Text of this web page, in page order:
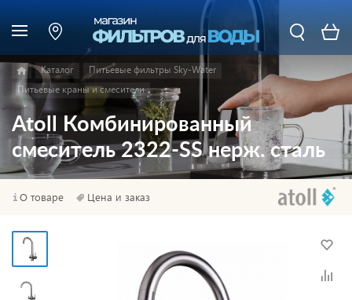
Каталог
Питьевые фильтры Sky-Water
Питьевые краны и смесители
Atoll Комбинированный
смеситель 2322-SS нерж. сталь
О товаре Цена и заказ